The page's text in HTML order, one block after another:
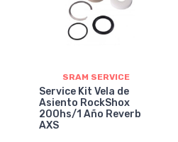
SRAM SERVICE
Service Kit Vela de
Asiento RockShox
200hs/1 Año Reverb
AXS